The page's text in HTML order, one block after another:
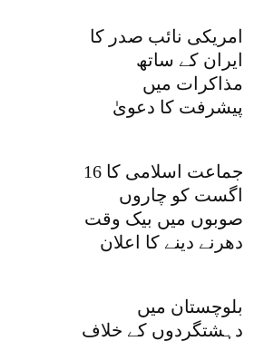
امریکی نائب صدر کا
ایران کے ساتھ
مذاکرات میں
پیشرفت کا دعویٰ
جماعت اسلامی کا 16
اگست کو چاروں
صوبوں میں بیک وقت
دھرنے دینے کا اعلان
بلوچستان میں
دہشتگردوں کے خلاف